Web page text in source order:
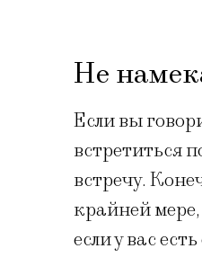
Не
Если вы
встретиться
встречу.
крайней
если у вас